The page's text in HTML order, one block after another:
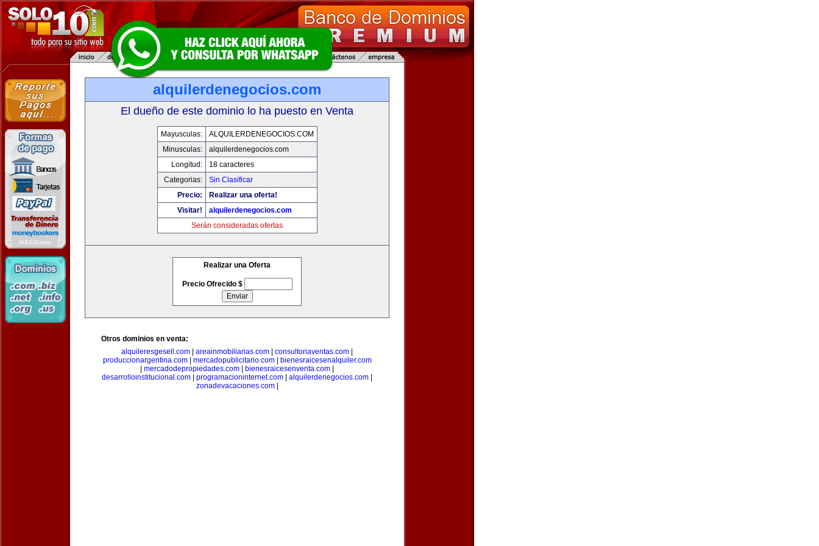
alquilerdenegocios.com
El dueño de este dominio lo ha puesto en Venta
Mayusculas:
ALQUILERDENEGOCIOS.COM
Minusculas:
alquilerdenegocios.com
Longitud:
18 caracteres
Categorias:
Sin Clasificar
Precio:
Realizar una oferta!
Visitar!
alquilerdenegocios.com
Serán consideradas ofertas
Realizar una Oferta
Precio Ofrecido $
Otros dominios en venta:
alquileresgesell.com
areainmobiliarias.com consultoriaventas.com
produccionargentina.com| mercadopublicitario.com|
bienesraicesenalquiler.com
mercadodepropiedades.com bienesraicesenventa.com
desarrolloinstitucional.com
programacioninternet.com alquilerdenegocios.com
zonadevacaciones.com|